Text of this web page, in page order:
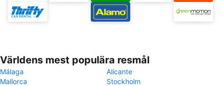
Världens mest populära resmål
Málaga
Alicante
Mallorca
Stockholm